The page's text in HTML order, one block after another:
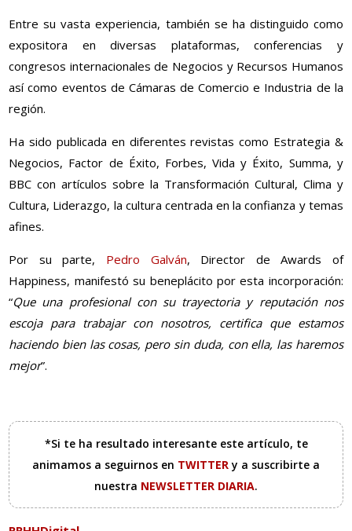
Entre su vasta experiencia, también se ha distinguido como
expositora en diversas plataformas, conferencias y
congresos internacionales de Negocios y Recursos Humanos
así como eventos de Cámaras de Comercio e Industria de la
región.
Ha sido publicada en diferentes revistas como Estrategia &
Negocios, Factor de Éxito, Forbes, Vida y Éxito, Summa, y
BBC con artículos sobre la Transformación Cultural, Clima y
Cultura, Liderazgo, la cultura centrada en la confianza y temas
afines.
Por su parte, Pedro Galván, Director de Awards of
Happiness, manifestó su beneplácito por esta incorporación:
“Que una profesional con su trayectoria y reputación nos
escoja para trabajar con nosotros, certifica que estamos
haciendo bien las cosas, pero sin duda, con ella, las haremos
mejor”.
*Si te ha resultado interesante este artículo, te
animamos a seguirnos en TWITTERy a suscribirte a
nuestra NEWSLETTER DIARIA.